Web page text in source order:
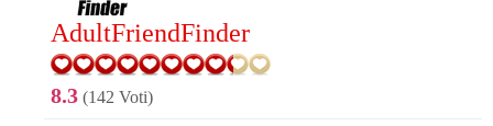
AdultFriendFinder
8.3 (142 Voti)